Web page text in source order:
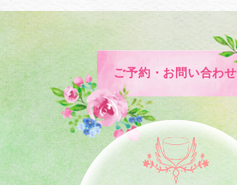
ご予約・お問い合わせ